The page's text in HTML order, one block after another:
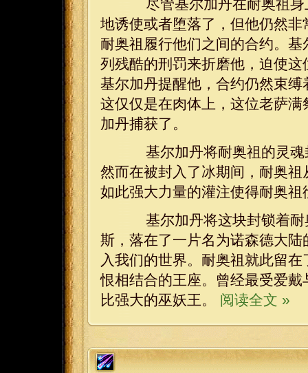
尽管基尔加丹在耐奥祖身
地诱使或者堕落了，但他仍然
耐奥祖履行他们之间的合约。
列残酷的刑罚来折磨他，迫使
基尔加丹提醒他，合约仍然束
这仅仅是在肉体上，这位老萨
加丹捕获了。
基尔加丹将耐奥祖的灵魂
然而在被封入了冰期间，耐奥
如此强大力量的灌注使得耐奥祖
基尔加丹将这块封锁着耐
斯，落在了一片名为诺森德大
入我们的世界。耐奥祖就此留
恨相结合的王座。曾经最受爱
比强大的巫妖王。 阅读全文 »